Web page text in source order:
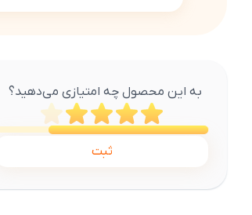
به این محصول چه امتیازی می‌دهید؟
ثبت